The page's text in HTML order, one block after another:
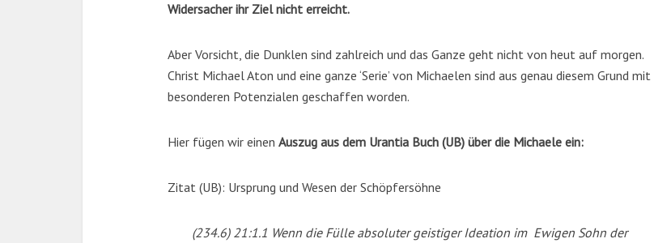
Widersacher ihr Ziel nicht erreicht.
Aber Vorsicht, die Dunklen sind zahlreich und das Ganze geht nicht von heut auf morgen.
Christ Michael Aton und eine ganze ‘Serie’ von Michaelen sind aus genau diesem Grund mit
besonderen Potenzialen geschaffen worden.
Hier fügen wir einen Auszug aus dem Urantia Buch (UB) über die Michaele ein:
Zitat (UB): Ursprung und Wesen der Schöpfersöhne
(234.6) 21:1.1 Wenn die Fülle absoluter geistiger Ideation im Ewigen Sohn der